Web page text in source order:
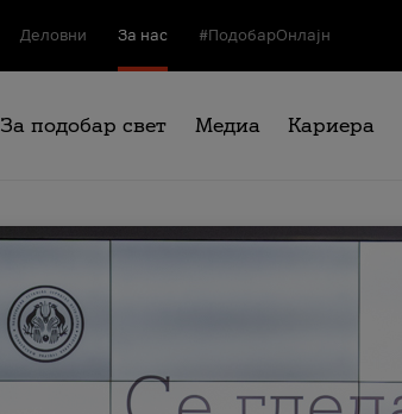
Деловни За нас #ПодобарОнлајн
За подобар свет Медиа Кариера